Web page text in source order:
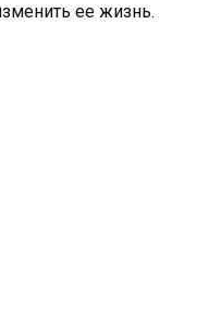
ее жизнь.